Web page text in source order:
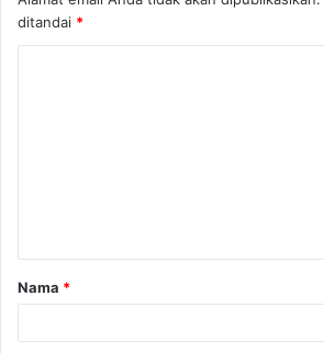
ditandai *
a
r
Nama *